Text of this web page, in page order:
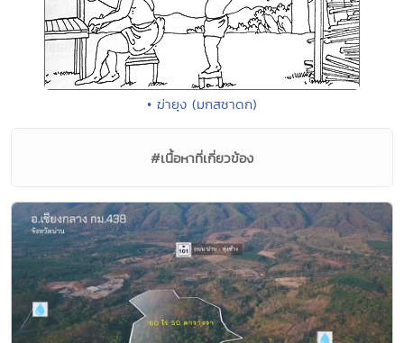
• ฆ่ายุง (มกสชาดก)
#เนื้อหาที่เกี่ยวข้อง